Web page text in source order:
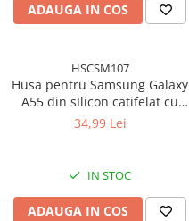
ADAUGA IN COS
HSCSM107
Husa pentru Samsung Galaxy
A55 din sIlicon catifelat cu
interior din microfibra si
34,99 Lei
IN STOC
ADAUGA IN COS